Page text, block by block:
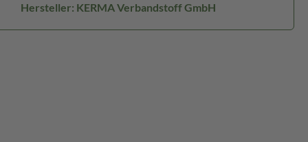
Hersteller: KERMA Verbandstoff GmbH